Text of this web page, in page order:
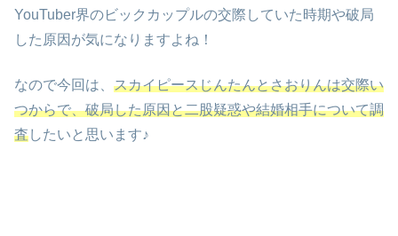
YouTuber界のビックカップルの交際していた時期や破局
した原因が気になりますよね！
なので今回は、 スカイピースじんたんとさおりんは交際い
つからで、破局した原因と二股疑惑や結婚相手について調
査したいと思います♪